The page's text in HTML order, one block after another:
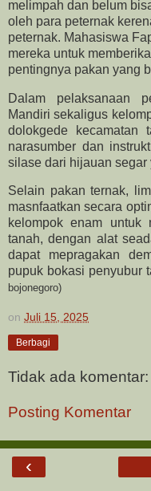
melimpah dan belum
oleh para peternak
peternak. Mahasiswa
mereka untuk
pentingnya pakan yang
Dalam pelaksanaan
Mandiri sekaligus
dolokgede kecamatan
narasumber dan
silase dari hijauan segar
Selain pakan ternak,
masnfaatkan secara
kelompok enam untuk
tanah, dengan alat
dapat mepragakan
pupuk bokasi penyubur
bojonegoro)
on Juli 15, 2025
Berbagi
Tidak ada komentar:
Posting Komentar
‹